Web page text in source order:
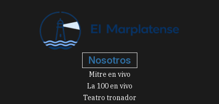
Nosotros
Mitre en vivo
La 100 en vivo
Teatro tronador